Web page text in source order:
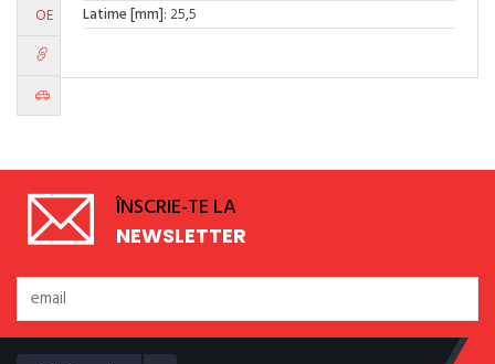
OE
Latime [mm]: 25,5
ÎNSCRIE-TE LA
NEWSLETTER